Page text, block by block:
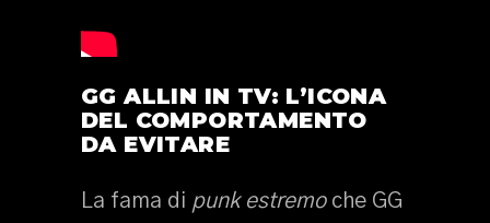
GG ALLIN IN TV: L’ICONA
DEL COMPORTAMENTO
DA EVITARE
La fama di punk estremoche GG